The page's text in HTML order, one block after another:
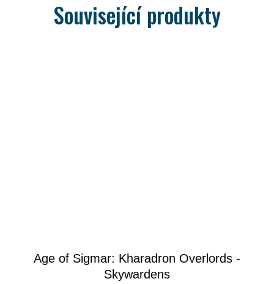
Související produkty
Age of Sigmar: Kharadron Overlords -
Skywardens